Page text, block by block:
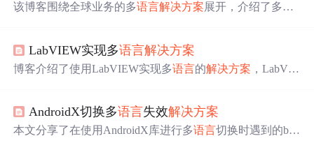
该博客围绕全球业务的多语言解决方案展开，介绍了多语
以及确保兼容性和故障排除的措施，最后给出最佳实践和
未来发展趋势。
LabVIEW实现多语言解决方案
博客介绍了使用LabVIEW实现多语言的解决方案 ，LabVIE
AndroidX切换多语言失效解决方案
本文分享了在使用AndroidX库进行多语言切换时遇到的bug